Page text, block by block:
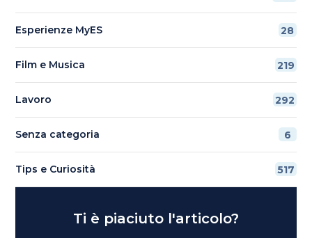
Esperienze MyES 28
Film e Musica 219
Lavoro 292
Senza categoria 6
Tips e Curiosità 517
Ti è piaciuto l'articolo?